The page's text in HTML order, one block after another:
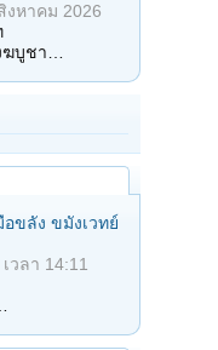
งหาคม 2026
บูชา…
อขลัง ขมังเวทย์
วลา 14:11